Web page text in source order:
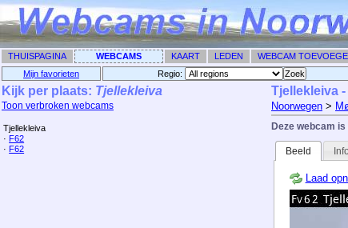
THUISPAGINA WEBCAMS KAART LEDEN WEBCAM
Mijn favorieten Regio: